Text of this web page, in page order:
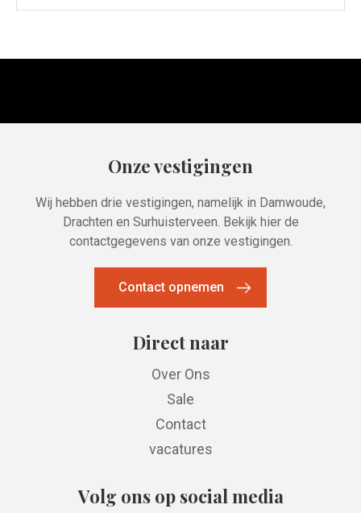
Onze vestigingen
Wij hebben drie vestigingen, namelijk in Damwoude,
Drachten en Surhuisterveen. Bekijk hier de
contactgegevens van onze vestigingen.
Contact opnemen
Direct naar
Over Ons
Sale
Contact
vacatures
Volg ons op social media